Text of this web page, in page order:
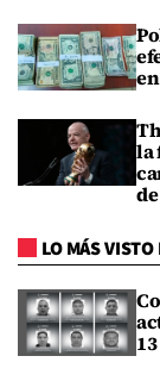
la
LO MÁS
13